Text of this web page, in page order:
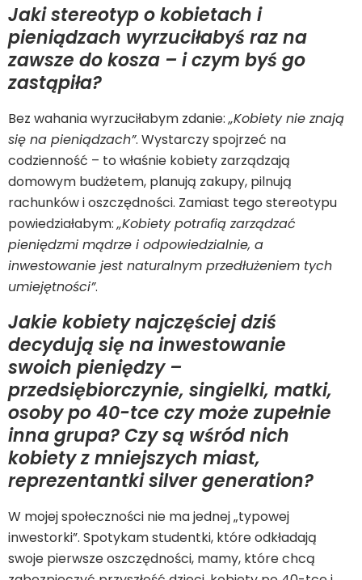
Jaki stereotyp o kobietach i
pieniądzach wyrzuciłabyś raz na
zawsze do kosza – i czym byś go
zastąpiła?
Bez wahania wyrzuciłabym zdanie:„Kobiety nie znają
się na pieniądzach”. Wystarczy spojrzeć na
codzienność – to właśnie kobiety zarządzają
domowym budżetem, planują zakupy, pilnują
rachunków i oszczędności. Zamiast tego stereotypu
powiedziałabym:„Kobiety potrafią zarządzać
pieniędzmi mądrze i odpowiedzialnie, a
inwestowanie jest naturalnym przedłużeniem tych
umiejętności”.
Jakie kobiety najczęściej dziś
decydują się na inwestowanie
swoich pieniędzy –
przedsiębiorczynie, singielki, matki,
osoby po 40-tce czy może zupełnie
inna grupa? Czy są wśród nich
kobiety z mniejszych miast,
reprezentantki silver generation?
W mojej społeczności nie ma jednej „typowej
inwestorki”. Spotykam studentki, które odkładają
swoje pierwsze oszczędności, mamy, które chcą